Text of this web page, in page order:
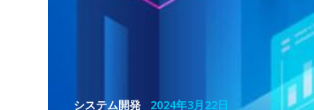
システム開発 2024年3月22日